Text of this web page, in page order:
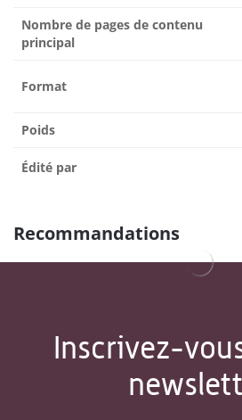
Nombre de pages de contenu
principal
Format
Poids
Édité par
Recommandations
Inscrivez-